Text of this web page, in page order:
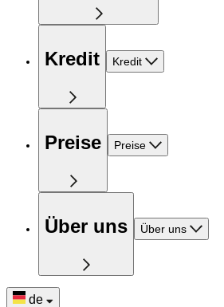
Kredit Kredit
Preise Preise
Über uns Über uns
de